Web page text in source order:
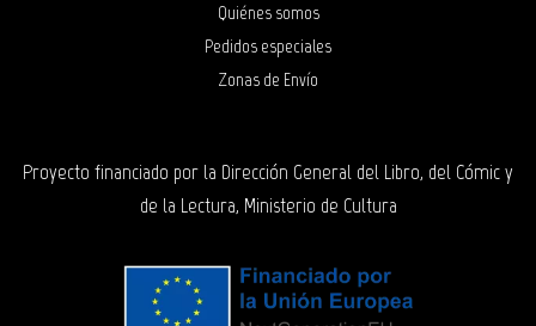
Quiénes somos
Pedidos especiales
Zonas de Envío
Proyecto financiado por la Dirección General del Libro, del Cómic y
de la Lectura, Ministerio de Cultura